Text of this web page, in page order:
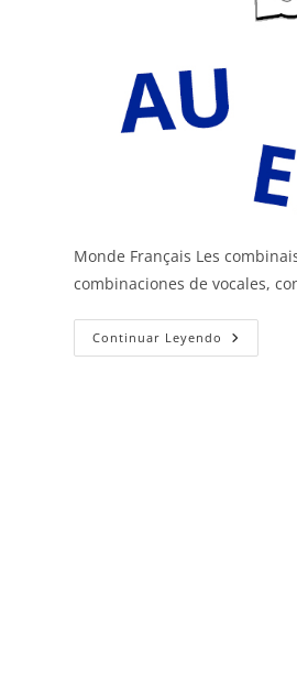
Monde Français Les
combinaciones de vocales,
Continuar Leyendo
De